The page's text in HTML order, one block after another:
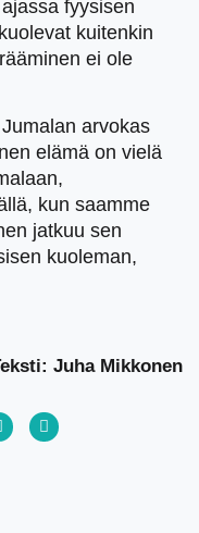
fyysisen
kuitenkin
ei ole
arvokas
elämä on vielä
kun saamme
jatkuu sen
kuoleman,
Juha Mikkonen